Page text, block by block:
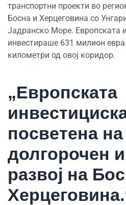
транспортни проекти во
Босна и Херцеговина со
Јадранско Море. Европската
инвестираше 631 милион
километри од овој коридор.
„Европската
посветена на
долгорочен
развој на